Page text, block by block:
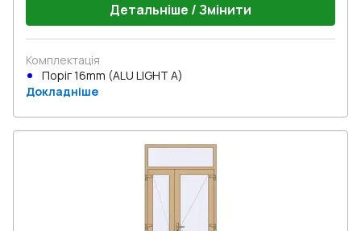
Детальніше / Змінити
Комплектація
Поріг 16mm (ALU LIGHT A)
Докладніше